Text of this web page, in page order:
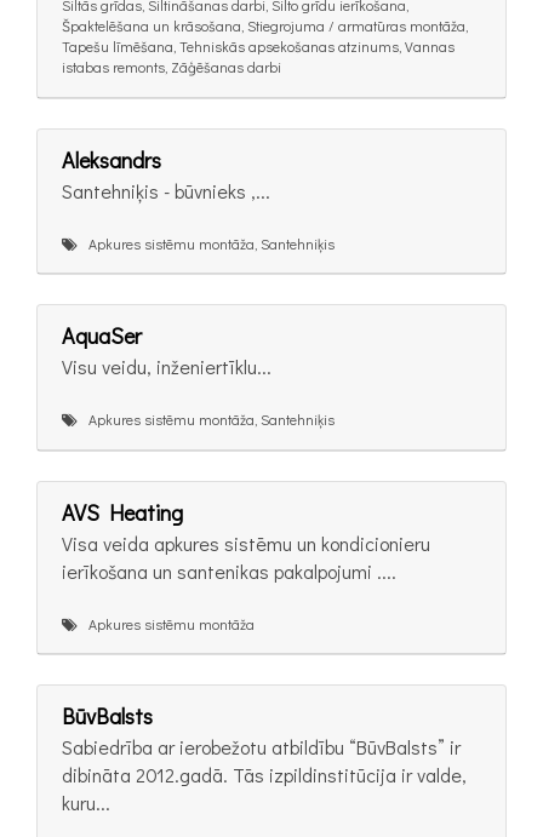
Siltās grīdas, Siltināšanas darbi, Silto grīdu ierīkošana,
Špaktelēšana un krāsošana, Stiegrojuma / armatūras montāža,
Tapešu līmēšana, Tehniskās apsekošanas atzinums, Vannas
istabas remonts, Zāģēšanas darbi
Aleksandrs
Santehniķis - būvnieks ,...
Apkures sistēmu montāža, Santehniķis
AquaSer
Visu veidu, inženiertīklu...
Apkures sistēmu montāža, Santehniķis
AVS Heating
Visa veida apkures sistēmu un kondicionieru
ierīkošana un santenikas pakalpojumi ....
Apkures sistēmu montāža
BūvBalsts
Sabiedrība ar ierobežotu atbildību “BūvBalsts” ir
dibināta 2012.gadā. Tās izpildinstitūcija ir valde,
kuru...